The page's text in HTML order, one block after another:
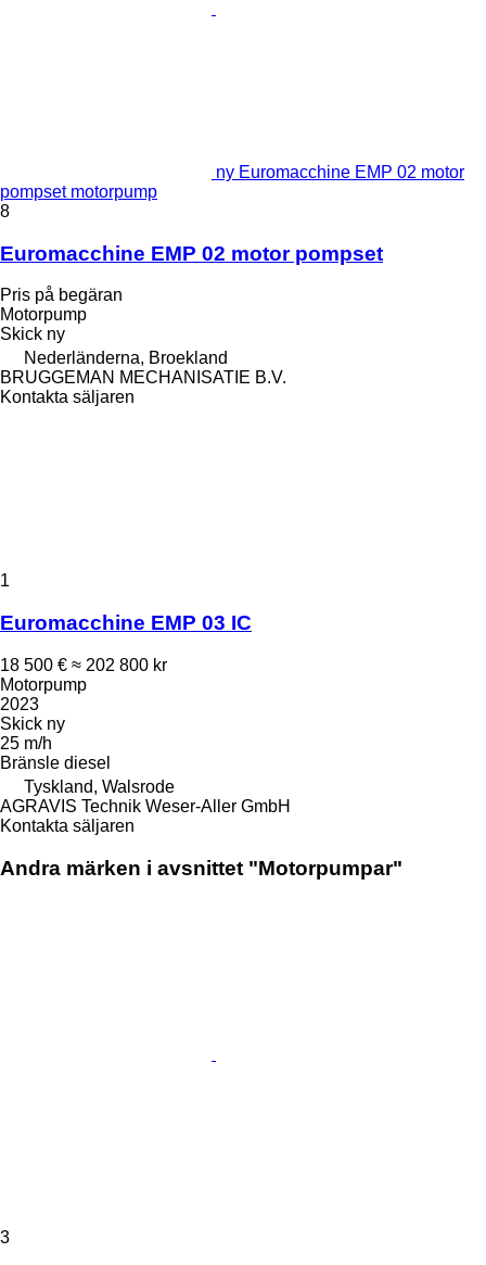
ny Euromacchine EMP 02 motor
pompset motorpump
8
Euromacchine EMP 02 motor pompset
Pris på begäran
Motorpump
Skick ny
Nederländerna, Broekland
BRUGGEMAN MECHANISATIE B.V.
Kontakta säljaren
1
Euromacchine EMP 03 IC
18 500 € ≈ 202 800 kr
Motorpump
2023
Skick ny
25 m/h
Bränsle diesel
Tyskland, Walsrode
AGRAVIS Technik Weser-Aller GmbH
Kontakta säljaren
Andra märken i avsnittet "Motorpumpar"
3